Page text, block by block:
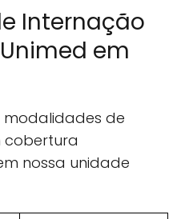
Internação
em
modalidades de
cobertura
nossa unidade